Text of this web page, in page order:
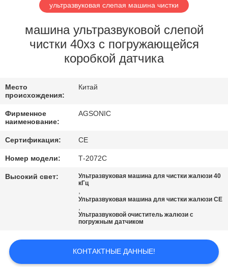
НАС
ПУТЕШЕСТВИЕ
ПРОВЕРКА
КАЧЕСТВА
СВЯЖИТЕСЬ
МЫ
СПРОСИТЕ
ЦИТАТУ
ультразвуковая слепая машина чистки
машина ультразвуковой слепой
чистки 40хз с погружающейся
коробкой датчика
Место
происхождения:
Китай
Фирменное
наименование:
AGSONIC
Сертификация: CE
Номер модели: Т-2072С
Высокий свет:
Ультразвуковая машина для чистки жалюзи 40
кГц
,
Ультразвуковая машина для чистки жалюзи CE
,
Ультразвуковой очиститель жалюзи с
погружным датчиком
КОНТАКТНЫЕ ДАННЫЕ!